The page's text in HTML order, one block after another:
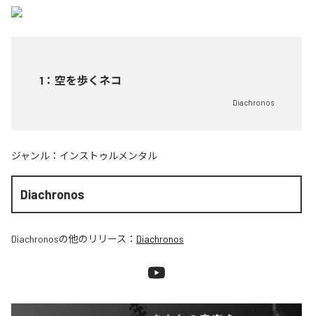
1 ： 空を歩くネコ
Diachronos
ジャンル： インストゥルメンタル
Diachronos
Diachronosの他のリリース： Diachronos